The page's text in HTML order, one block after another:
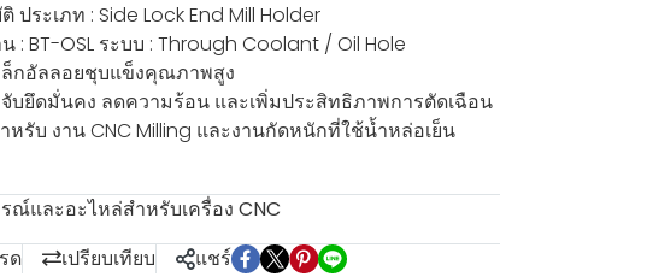
ประเภท : Side Lock End Mill Holder
: BT-OSL ระบบ : Through Coolant / Oil Hole
ล็กอัลลอยชุบแข็งคุณภาพสูง
จับยึดมั่นคง ลดความร้อน และเพิ่มประสิทธิภาพการตัดเฉือน
หรับ งาน CNC Milling และงานกัดหนักที่ใช้น้ำหล่อเย็น
ณ์และอะไหล่สำหรับเครื่อง CNC
ด
เปรียบเทียบ แชร์